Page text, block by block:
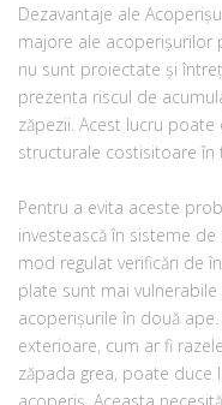
Dezavantaje ale
majore ale acoperișurilor
nu sunt proiectate și
prezenta riscul de
zăpezii. Acest lucru
structurale costisitoare în
Pentru a evita aceste
investească în sisteme
mod regulat verificări de
plate sunt mai
acoperișurile în două
exterioare, cum ar fi
zăpada grea, poate duce